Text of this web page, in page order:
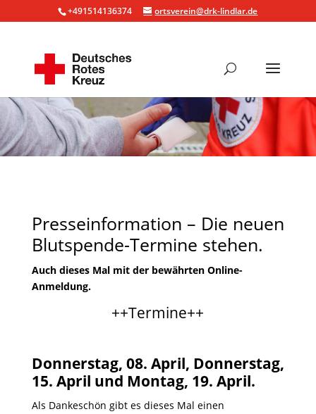
+491514136374 ortsverein@drk-lindlar.de
Presseinformation – Die neuen
Blutspende-Termine stehen.
Auch dieses Mal mit der bewährten Online-
Anmeldung.
++Termine++
Donnerstag, 08. April, Donnerstag,
15. April und Montag, 19. April.
Als Dankeschön gibt es dieses Mal einen